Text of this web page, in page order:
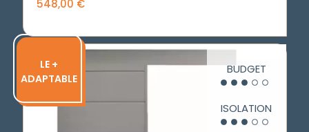
548,00 €
LE +
ADAPTABLE
BUDGET
ISOLATION